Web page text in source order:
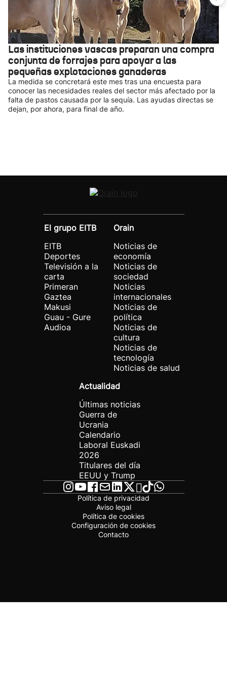
Las instituciones vascas preparan una compra
conjunta de forrajes para apoyar a las
pequeñas explotaciones ganaderas
La medida se concretará este mes tras una encuesta para
conocer las necesidades reales del sector más afectado por la
falta de pastos causada por la sequía. Las ayudas directas se
dejan, por ahora, para final de año.
El grupo EITB
EITB
Deportes
Televisión a la
carta
Primeran
Gaztea
Makusi
Guau - Gure
Audioa
Orain
Noticias de
economía
Noticias de
sociedad
Noticias
internacionales
Noticias de
política
Noticias de
cultura
Noticias de
tecnología
Noticias de salud
Actualidad
Últimas noticias
Guerra de
Ucrania
Calendario
Laboral Euskadi
2026
Titulares del día
EEUU y Trump
Política de privacidad
Aviso legal
Política de cookies
Configuración de cookies
Contacto